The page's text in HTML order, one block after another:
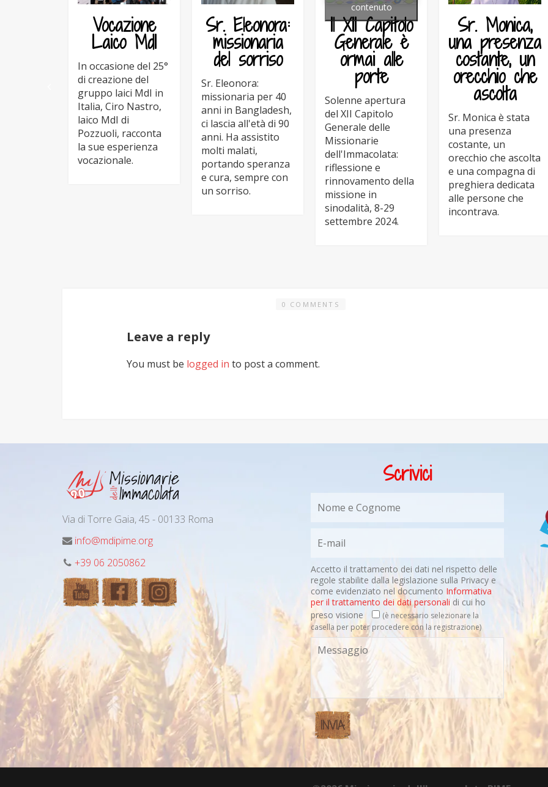
Vocazione
Laico MdI
In occasione del 25°
di creazione del
gruppo laici MdI in
Italia, Ciro Nastro,
laico MdI di
Pozzuoli, racconta
la sue esperienza
vocazionale.
Sr. Eleonora:
missionaria
del sorriso
Sr. Eleonora:
missionaria per 40
anni in Bangladesh,
ci lascia all'età di 90
anni. Ha assistito
molti malati,
portando speranza
e cura, sempre con
un sorriso.
contenuto
Il XII Capitolo
Generale è
ormai alle
porte
Solenne apertura
del XII Capitolo
Generale delle
Missionarie
dell'Immacolata:
riflessione e
rinnovamento della
missione in
sinodalità, 8-29
settembre 2024.
Sr. Monica,
una presenza
costante, un
orecchio che
ascolta
Sr. Monica è stata
una presenza
costante, un
orecchio che ascolta
e una compagna di
preghiera dedicata
alle persone che
incontrava.
0 COMMENTS
Leave a reply
You must be logged in to post a comment.
Via di Torre Gaia, 45 - 00133 Roma
info@mdipime.org
+39 06 2050862
Scrivici
Accetto il trattamento dei dati nel rispetto delle
regole stabilite dalla legislazione sulla Privacy e
come evidenziato nel documento Informativa
per il trattamento dei dati personali di cui ho
preso visione
(è necessario selezionare la
casella per poter procedere con la registrazione)